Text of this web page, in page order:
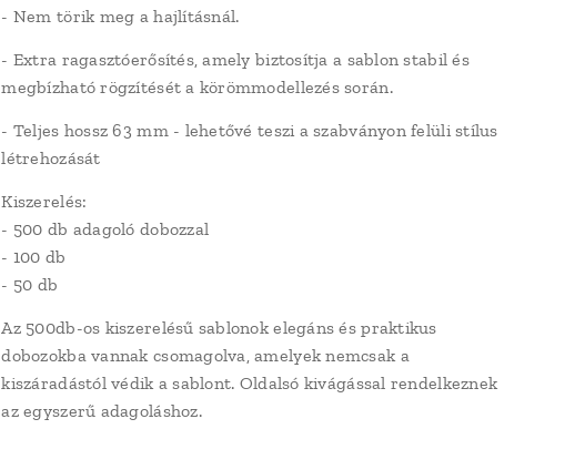
- Nem törik meg a hajlításnál.
- Extra ragasztóerősítés, amely biztosítja a sablon stabil és
megbízható rögzítését a körömmodellezés során.
- Teljes hossz 63 mm - lehetővé teszi a szabványon felüli stílus
létrehozását
Kiszerelés:
- 500 db adagoló dobozzal
- 100 db
- 50 db
Az 500db-os kiszerelésű sablonok elegáns és praktikus
dobozokba vannak csomagolva, amelyek nemcsak a
kiszáradástól védik a sablont. Oldalsó kivágással rendelkeznek
az egyszerű adagoláshoz.